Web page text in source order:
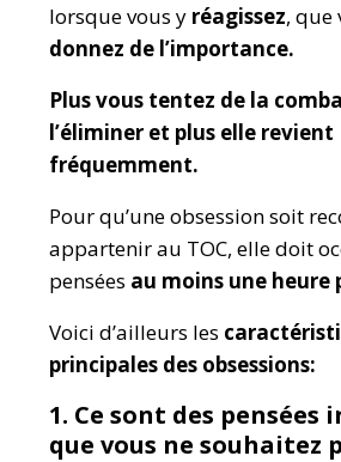
lorsque vous y réagissez, que
donnez de l’importance.
Plus vous tentez de la
l’éliminer et plus elle revient
fréquemment.
Pour qu’une obsession soit
appartenir au TOC, elle doit
pensées au moins une heure
Voici d’ailleurs les
principales des obsessions:
1. Ce sont des pensées
que vous ne souhaitez